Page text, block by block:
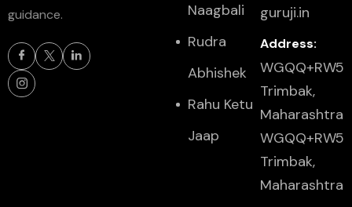
guidance.
Naagbali
Rudra
Abhishek
Rahu Ketu
Jaap
guruji.in
Address:
WGQQ+RW5
Trimbak,
Maharashtra
WGQQ+RW5
Trimbak,
Maharashtra